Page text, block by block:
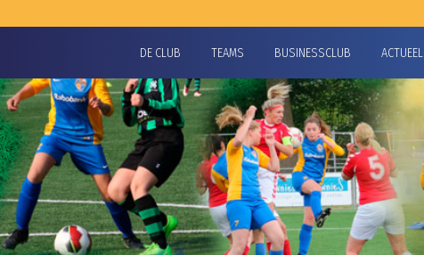
DE CLUB TEAMS BUSINESSCLUB ACTUEEL